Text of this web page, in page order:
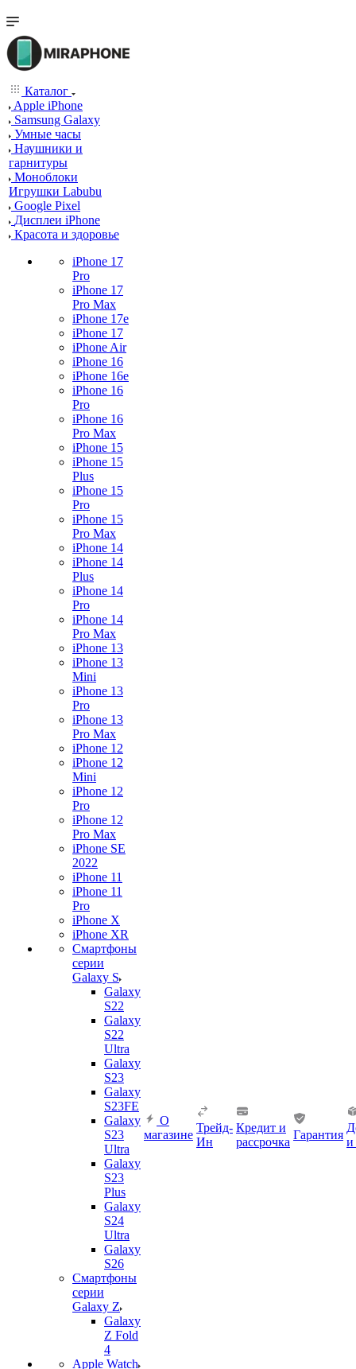
Каталог
Apple iPhone
Samsung Galaxy
Умные часы
Наушники и
гарнитуры
Моноблоки
Игрушки Labubu
Google Pixel
Дисплеи iPhone
Красота и здоровье
iPhone 17
Pro
iPhone 17
Pro Max
iPhone 17e
iPhone 17
iPhone Air
iPhone 16
iPhone 16e
iPhone 16
Pro
iPhone 16
Pro Max
iPhone 15
iPhone 15
Plus
iPhone 15
Pro
iPhone 15
Pro Max
iPhone 14
iPhone 14
Plus
iPhone 14
Pro
iPhone 14
Pro Max
iPhone 13
iPhone 13
Mini
iPhone 13
Pro
iPhone 13
Pro Max
iPhone 12
iPhone 12
Mini
iPhone 12
Pro
iPhone 12
Pro Max
iPhone SE
2022
iPhone 11
iPhone 11
Pro
iPhone X
iPhone XR
Смартфоны
серии
Galaxy S
Galaxy
S22
Galaxy
S22
Ultra
Galaxy
S23
Galaxy
S23FE
Galaxy
S23
Ultra
Galaxy
S23
Plus
Galaxy
S24
Ultra
Galaxy
S26
Смартфоны
серии
Galaxy Z
Galaxy
Z Fold
4
Apple Watch
О
магазине
Трейд-
Ин
Кредит и
рассрочка
Гарантия
и